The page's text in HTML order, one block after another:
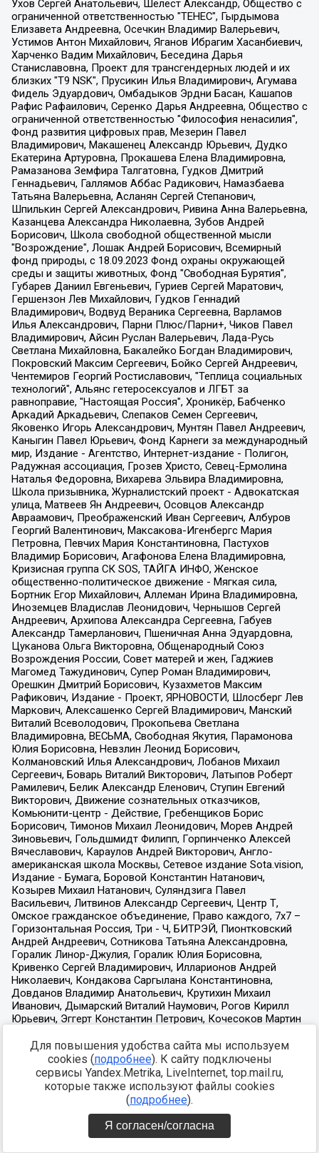
Для повышения удобства сайта мы используем
cookies (подробнее). К сайту подключены
сервисы Yandex.Metrika, LiveInternet, top.mail.ru,
которые также используют файлы cookies
(подробнее).
Я согласен/согласна